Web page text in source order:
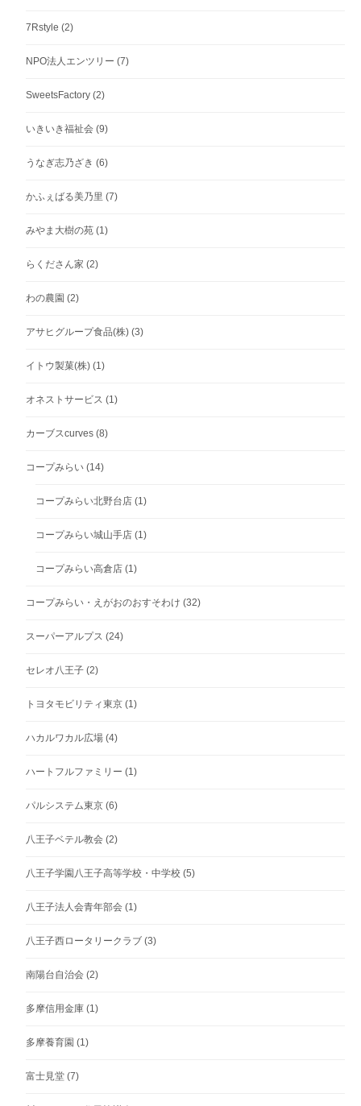
7Rstyle (2)
NPO法人エンツリー (7)
SweetsFactory (2)
いきいき福祉会 (9)
うなぎ志乃ざき (6)
かふぇばる美乃里 (7)
みやま大樹の苑 (1)
らくださん家 (2)
わの農園 (2)
アサヒグループ食品(株) (3)
イトウ製菓(株) (1)
オネストサービス (1)
カーブスcurves (8)
コープみらい (14)
コープみらい北野台店 (1)
コープみらい城山手店 (1)
コープみらい高倉店 (1)
コープみらい・えがおのおすそわけ (32)
スーパーアルプス (24)
セレオ八王子 (2)
トヨタモビリティ東京 (1)
ハカルワカル広場 (4)
ハートフルファミリー (1)
パルシステム東京 (6)
八王子ベテル教会 (2)
八王子学園八王子高等学校・中学校 (5)
八王子法人会青年部会 (1)
八王子西ロータリークラブ (3)
南陽台自治会 (2)
多摩信用金庫 (1)
多摩養育園 (1)
富士見堂 (7)